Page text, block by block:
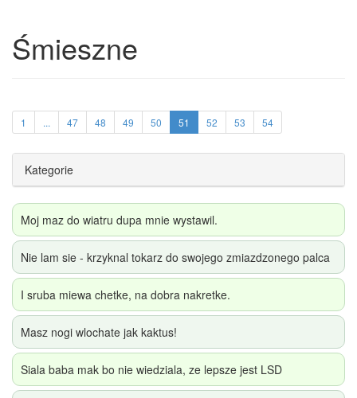
Śmieszne
1 ... 47 48 49 50 51 52 53 54
Kategorie
Moj maz do wiatru dupa mnie wystawil.
Nie lam sie - krzyknal tokarz do swojego zmiazdzonego palca
I sruba miewa chetke, na dobra nakretke.
Masz nogi wlochate jak kaktus!
Siala baba mak bo nie wiedziala, ze lepsze jest LSD